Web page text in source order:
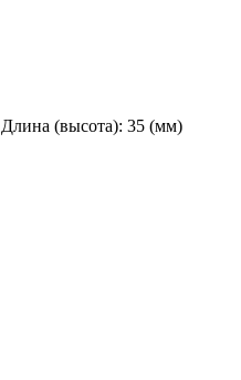
(высота): 35 (мм)